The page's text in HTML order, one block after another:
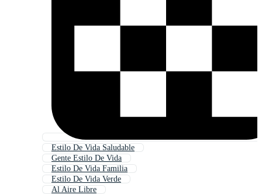
Estilo De Vida Saludable
Gente Estilo De Vida
Estilo De Vida Familia
Estilo De Vida Verde
Al Aire Libre